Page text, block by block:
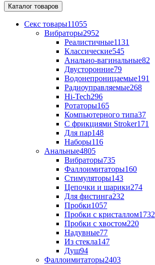
Каталог товаров
Секс товары11055
Вибраторы2952
Реалистичные1131
Классические545
Анально-вагинальные82
Двусторонние79
Водонепроницаемые191
Радиоуправляемые268
Hi-Tech296
Ротаторы165
Компьютерного типа37
С фрикциями Stroker171
Для пар148
Наборы116
Анальные4805
Вибраторы735
Фаллоимитаторы160
Стимуляторы143
Цепочки и шарики274
Для фистинга232
Пробки1057
Пробки с кристаллом1732
Пробки с хвостом220
Надувные77
Из стекла147
Душ94
Фаллоимитаторы2403